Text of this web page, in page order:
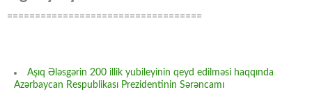
===================================
Aşıq Ələsgərin 200 illik yubileyinin qeyd edilməsi haqqında
Azərbaycan Respublikası Prezidentinin Sərəncamı